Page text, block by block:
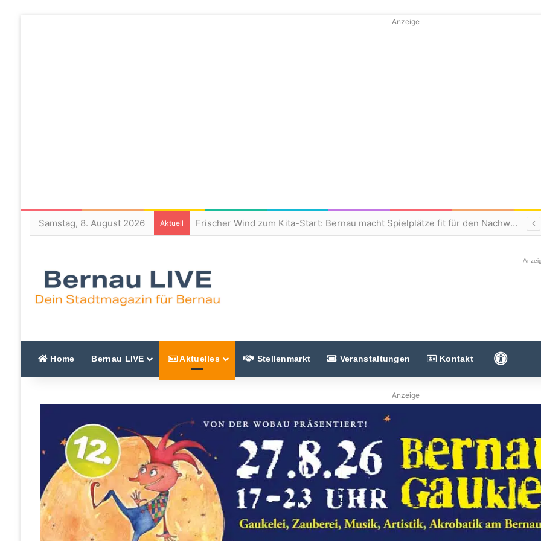
Anzeige
Samstag, 8. August 2026 Aktuell Frischer Wind zum Kita-Start: Bernau macht Spielplätze fit für den Nachwuchs
Home Bernau LIVE Aktuelles Stellenmarkt Veranstaltungen Kontakt
Anzeige